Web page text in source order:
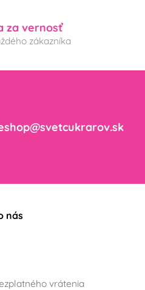
za vernosť
zákazníka
nás
vrátenia